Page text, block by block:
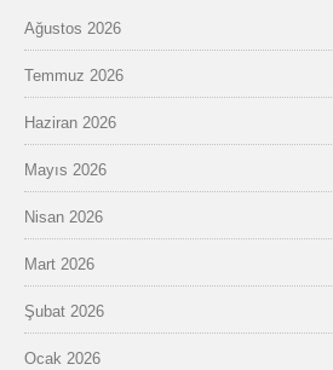
Ağustos 2026
Temmuz 2026
Haziran 2026
Mayıs 2026
Nisan 2026
Mart 2026
Şubat 2026
Ocak 2026